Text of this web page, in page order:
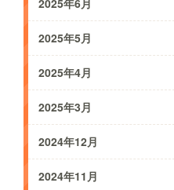
2025年6月
2025年5月
2025年4月
2025年3月
2024年12月
2024年11月